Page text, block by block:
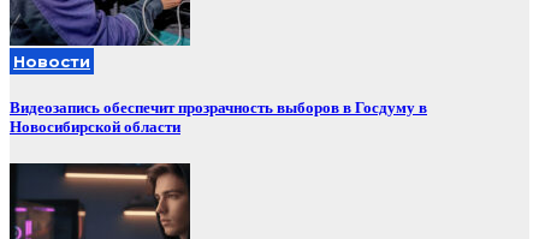
Новости
Видеозапись обеспечит прозрачность выборов в Госдуму в
Новосибирской области